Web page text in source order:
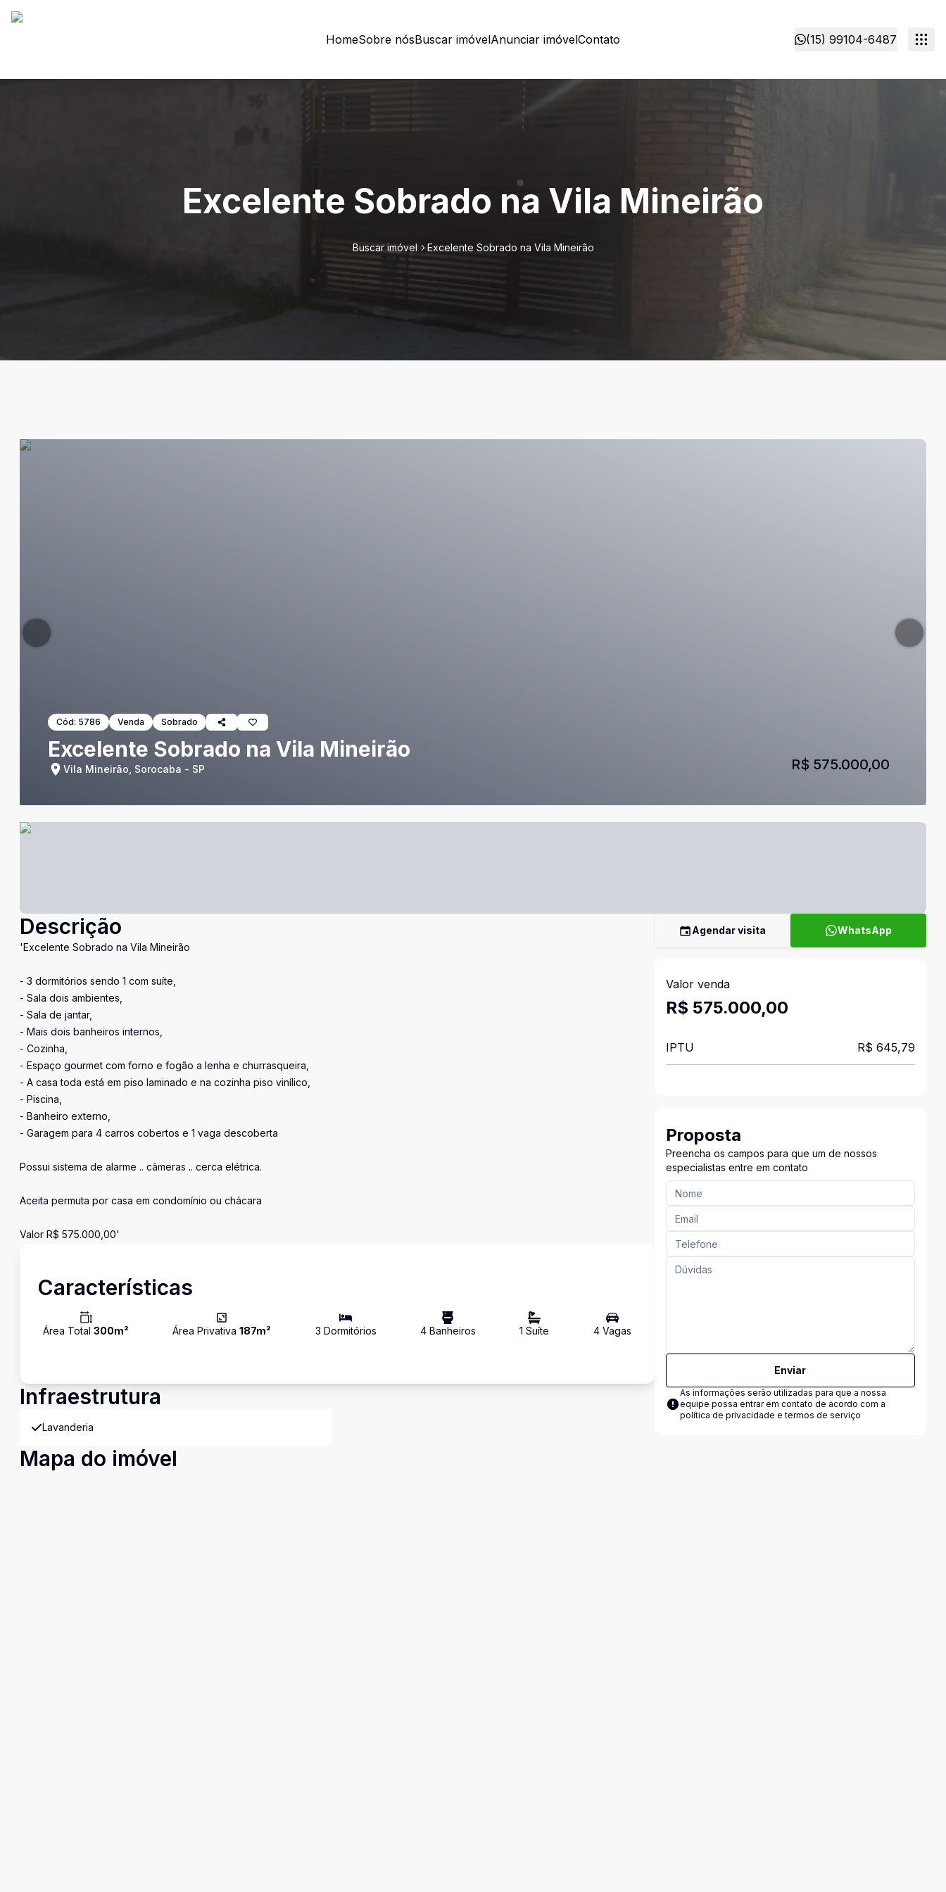
HomeSobre nósBuscar imóvelAnunciar imóvelContato (15) 99104-6487
Excelente Sobrado na Vila Mineirão
Buscar imóvel Excelente Sobrado na Vila Mineirão
Cód: 5786 Venda Sobrado
Excelente Sobrado na Vila Mineirão
Vila Mineirão, Sorocaba - SP R$ 575.000,00
Descrição
'Excelente Sobrado na Vila Mineirão
- 3 dormitórios sendo 1 com suíte,
- Sala dois ambientes,
- Sala de jantar,
- Mais dois banheiros internos,
- Cozinha,
- Espaço gourmet com forno e fogão a lenha e churrasqueira,
- A casa toda está em piso laminado e na cozinha piso vinílico,
- Piscina,
- Banheiro externo,
- Garagem para 4 carros cobertos e 1 vaga descoberta
Possui sistema de alarme .. câmeras .. cerca elétrica.
Aceita permuta por casa em condomínio ou chácara
Valor R$ 575.000,00'
Características
Área Total 300m² Área Privativa187m² 3 Dormitórios 4Banheiros 1 Suíte 4Vagas
Infraestrutura
Lavanderia
Mapa do imóvel
Agendar visita WhatsApp
Valor venda
R$ 575.000,00
IPTU R$ 645,79
Proposta
Preencha os campos para que um de nossos
especialistas entre em contato
Enviar
As informações serão utilizadas para que a nossa
equipe possa entrar em contato de acordo com a
política de privacidade e termos de serviço